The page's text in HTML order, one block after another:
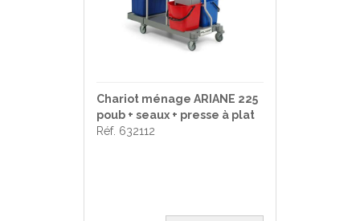
Chariot ménage ARIANE 225
poub + seaux + presse à plat
Réf. 632112